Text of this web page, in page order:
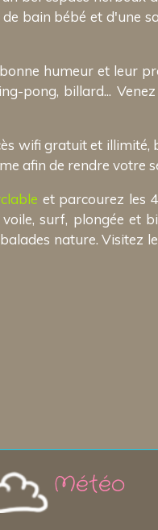
bain bébé et d'une
humeur et leur
pong, billard...
wifi gratuit et illimité,
afin de rendre votre
et parcourez les
surf, plongée et
nature. Visitez
Météo